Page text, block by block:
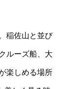
稲佐山と並び
ルーズ船、大
楽しめる場所